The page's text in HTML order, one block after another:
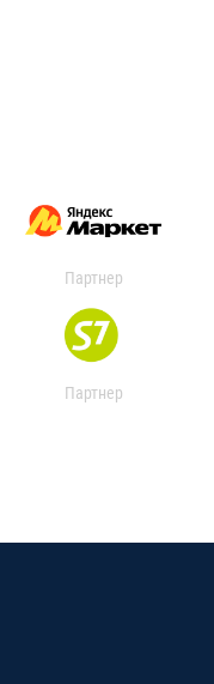
Партнер
Партнер